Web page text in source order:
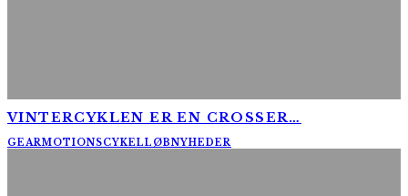
VINTERCYKLEN ER EN CROSSER…
GEARMOTIONSCYKELLØBNYHEDER